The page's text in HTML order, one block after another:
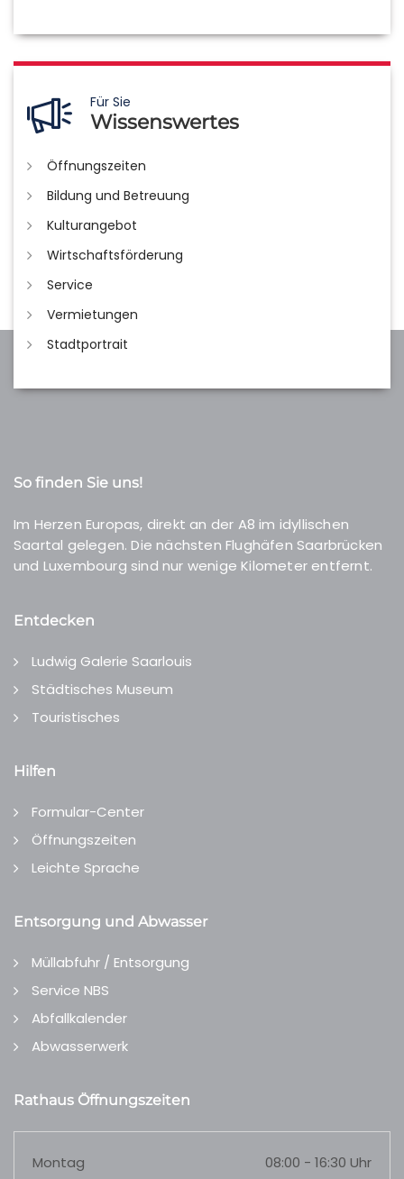
Für Sie
Wissenswertes
Öffnungszeiten
Bildung und Betreuung
Kulturangebot
Wirtschaftsförderung
Service
Vermietungen
Stadtportrait
So finden Sie uns!
Im Herzen Europas, direkt an der A8 im idyllischen
Saartal gelegen. Die nächsten Flughäfen Saarbrücken
und Luxembourg sind nur wenige Kilometer entfernt.
Entdecken
Ludwig Galerie Saarlouis
Städtisches Museum
Touristisches
Hilfen
Formular-Center
Öffnungszeiten
Leichte Sprache
Entsorgung und Abwasser
Müllabfuhr / Entsorgung
Service NBS
Abfallkalender
Abwasserwerk
Rathaus Öffnungszeiten
Montag 08:00 - 16:30 Uhr